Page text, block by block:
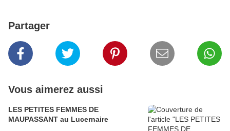
Partager
Vous aimerez aussi
LES PETITES FEMMES DE
MAUPASSANT au Lucernaire